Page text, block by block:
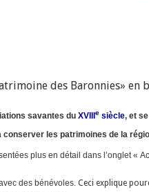
des Baronnies» en
savantes du XVIIIesiècle, et
conserver les patrimoines de la
plus en détail dans l’onglet «
des bénévoles. Ceci explique